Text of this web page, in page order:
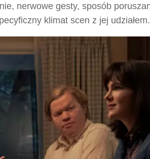
nerwowe gesty, sposób
klimat scen z jej udziałem.